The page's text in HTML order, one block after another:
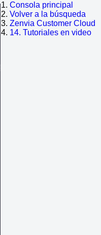
Consola principal
Volver a la búsqueda
Zenvia Customer Cloud
14. Tutoriales en video